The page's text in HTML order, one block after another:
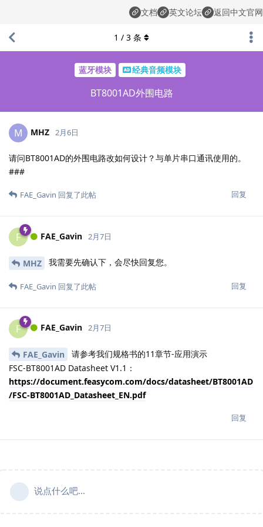
文档 英文论坛 返回中文官网
蓝牙模块 经典音频模块
BT8001AD外围电路
1 / 3 条
M MHZ 2月6日
请问BT8001AD的外围电路改如何设计？与单片串口通讯使用的。
###
回复
FAE_Gavin 回复了此帖
F FAE_Gavin 2月7日
MHZ 我需要先确认下，会尽快回复您。
回复
FAE_Gavin 回复了此帖
F FAE_Gavin 2月7日
FAE_Gavin
请参考我们规格书的11章节-应用演示
FSC-BT8001AD Datasheet V1.1：
https://document.feasycom.com/docs/datasheet/BT8001AD
/FSC-BT8001AD_Datasheet_EN.pdf
回复
说点什么吧...